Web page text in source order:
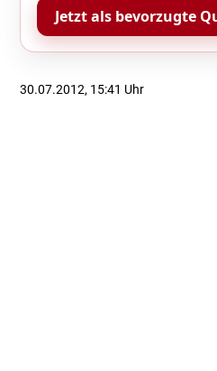
Jetzt als bevorzugte
30.07.2012, 15:41 Uhr